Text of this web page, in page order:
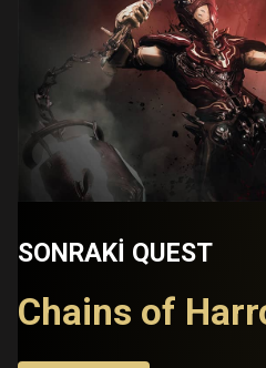
SONRAKI QUEST
Chains of